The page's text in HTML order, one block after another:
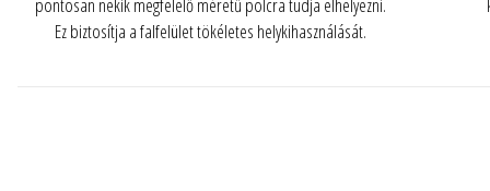
pontosan nekik megfelelő méretű polcra tudja elhelyezni.
Ez biztosítja a falfelület tökéletes helykihasználását.